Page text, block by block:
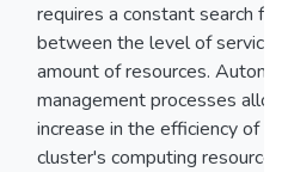
requires a constant search
between the level of service
amount of resources.
management processes
increase in the efficiency of
cluster's computing